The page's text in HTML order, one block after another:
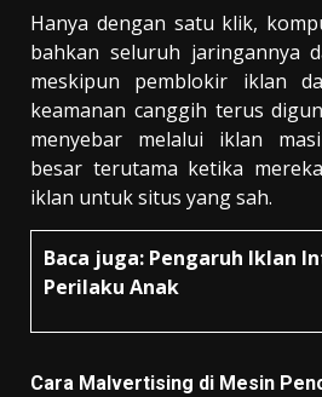
Hanya dengan satu klik,
bahkan seluruh jaringannya
meskipun pemblokir iklan
keamanan canggih terus
menyebar melalui iklan
besar terutama ketika
iklan untuk situs yang sah.
Baca juga: Pengaruh Iklan
Perilaku Anak
Cara Malvertising di Mesin